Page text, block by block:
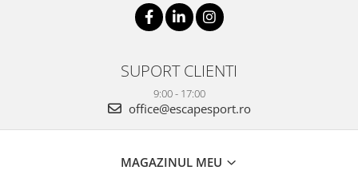
SUPORT CLIENTI
9:00 - 17:00
office@escapesport.ro
MAGAZINUL MEU